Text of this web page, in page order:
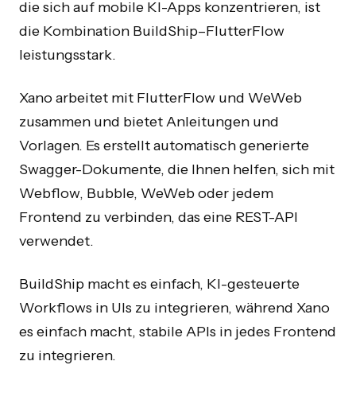
die sich auf mobile KI-Apps konzentrieren, ist
die Kombination BuildShip–FlutterFlow
leistungsstark.
Xano arbeitet mit FlutterFlow und WeWeb
zusammen und bietet Anleitungen und
Vorlagen. Es erstellt automatisch generierte
Swagger-Dokumente, die Ihnen helfen, sich mit
Webflow, Bubble, WeWeb oder jedem
Frontend zu verbinden, das eine REST-API
verwendet.
BuildShip macht es einfach, KI-gesteuerte
Workflows in UIs zu integrieren, während Xano
es einfach macht, stabile APIs in jedes Frontend
zu integrieren.